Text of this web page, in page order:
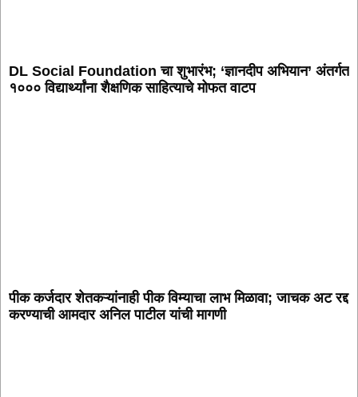
DL Social Foundation चा शुभारंभ; ‘ज्ञानदीप अभियान’ अंतर्गत
१००० विद्यार्थ्यांना शैक्षणिक साहित्याचे मोफत वाटप
पीक कर्जदार शेतकऱ्यांनाही पीक विम्याचा लाभ मिळावा; जाचक अट रद्द
करण्याची आमदार अनिल पाटील यांची मागणी